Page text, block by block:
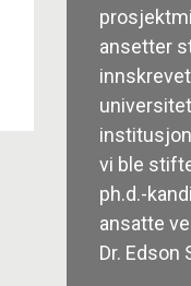
ansetter
vi ble
ph.d.-
ansatte
Dr. Edson